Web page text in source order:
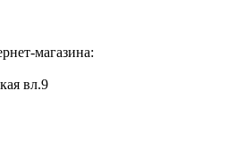
магазина:
вл.9